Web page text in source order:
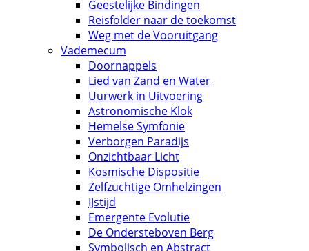
Geestelijke Bindingen
Reisfolder naar de toekomst
Weg met de Vooruitgang
Vademecum
Doornappels
Lied van Zand en Water
Uurwerk in Uitvoering
Astronomische Klok
Hemelse Symfonie
Verborgen Paradijs
Onzichtbaar Licht
Kosmische Dispositie
Zelfzuchtige Omhelzingen
IJstijd
Emergente Evolutie
De Ondersteboven Berg
Symbolisch en Abstract